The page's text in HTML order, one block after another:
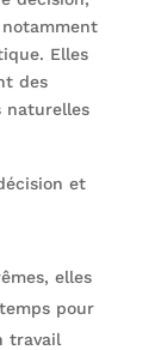
Elles
des
naturelles
et
elles
pour
travail